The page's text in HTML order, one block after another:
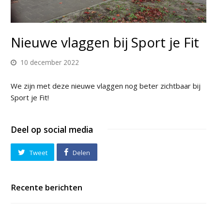
Nieuwe vlaggen bij Sport je Fit
10 december 2022
We zijn met deze nieuwe vlaggen nog beter zichtbaar bij
Sport je Fit!
Deel op social media
Tweet Delen
Recente berichten